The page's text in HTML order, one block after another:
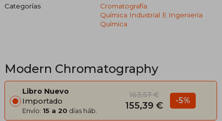
Categorías
Cromatografía
Química Industrial E Ingeniería
Química
Modern Chromatography
Libro Nuevo
Importado
Envío: 15 a 20 días háb.
163,57 €
155,39 € -5%